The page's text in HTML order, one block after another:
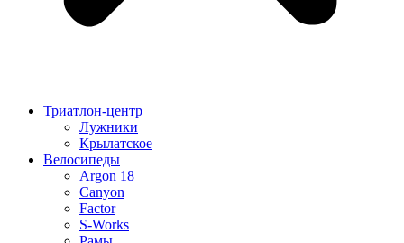
Триатлон-центр
Лужники
Крылатское
Велосипеды
Argon 18
Canyon
Factor
S-Works